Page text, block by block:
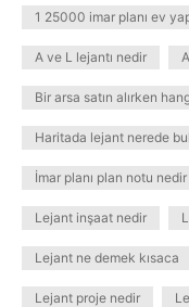
1 25000 imar planı ev
A ve L lejantı nedir
Bir arsa satın alırken
Haritada lejant nerede
İmar planı plan notu nedir
Lejant inşaat nedir
Lejant ne demek kısaca
Lejant proje nedir